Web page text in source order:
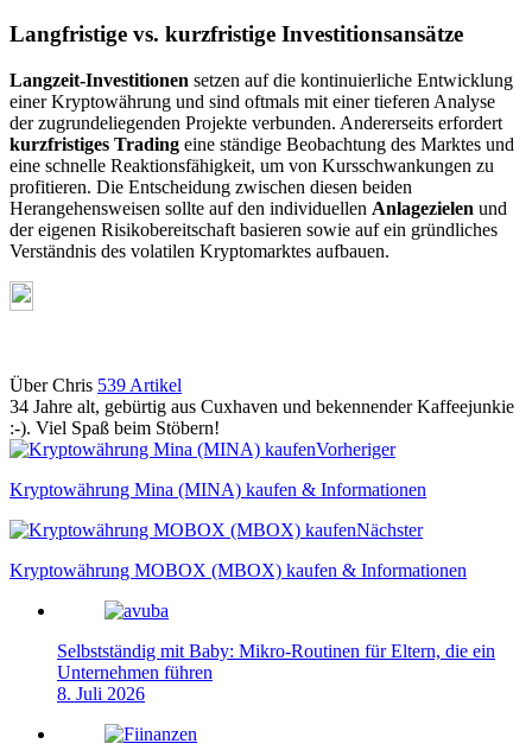
Langfristige vs. kurzfristige Investitionsansätze
Langzeit-Investitionen setzen auf die kontinuierliche Entwicklung
einer Kryptowährung und sind oftmals mit einer tieferen Analyse
der zugrundeliegenden Projekte verbunden. Andererseits erfordert
kurzfristiges Trading eine ständige Beobachtung des Marktes und
eine schnelle Reaktionsfähigkeit, um von Kursschwankungen zu
profitieren. Die Entscheidung zwischen diesen beiden
Herangehensweisen sollte auf den individuellen Anlagezielen und
der eigenen Risikobereitschaft basieren sowie auf ein gründliches
Verständnis des volatilen Kryptomarktes aufbauen.
Über Chris 539 Artikel
34 Jahre alt, gebürtig aus Cuxhaven und bekennender Kaffeejunkie
:-). Viel Spaß beim Stöbern!
Webseite
Vorheriger
Kryptowährung Mina (MINA) kaufen & Informationen
Nächster
Kryptowährung MOBOX (MBOX) kaufen & Informationen
Selbstständig mit Baby: Mikro-Routinen für Eltern, die ein
Unternehmen führen
8. Juli 2026